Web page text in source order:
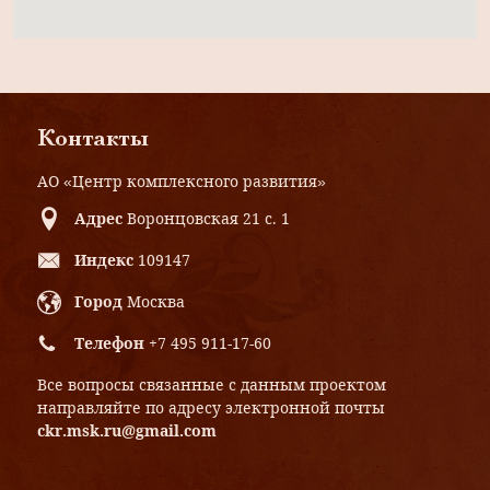
Контакты
АО «Центр комплексного развития»
Адрес Воронцовская 21 с. 1
Индекс 109147
Город Москва
Телефон +7 495 911-17-60
Все вопросы связанные с данным проектом
направляйте по адресу электронной почты
ckr.msk.ru@gmail.com